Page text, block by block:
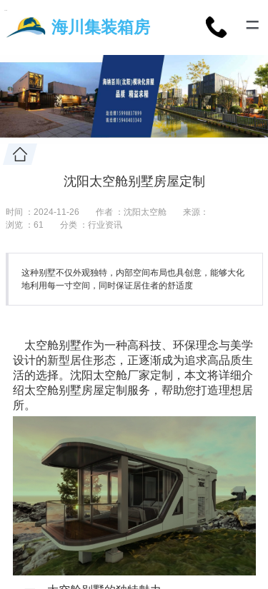
海川集装箱房 =
沈阳太空舱别墅房屋定制
时间 ：2024-11-26 作者 ：沈阳太空舱
来源：
浏览 ： 61 分类 ：行业资讯
这种别墅不仅外观独特，内部空间布局也具创意，能够大化
地利用每一寸空间，同时保证居住者的舒适度
太空舱别墅作为一种高科技、环保理念与美学
设计的新型居住形态，正逐渐成为追求高品质生
活的选择。沈阳太空舱厂家定制，本文将详细介
绍太空舱别墅房屋定制服务，帮助您打造理想居
所。